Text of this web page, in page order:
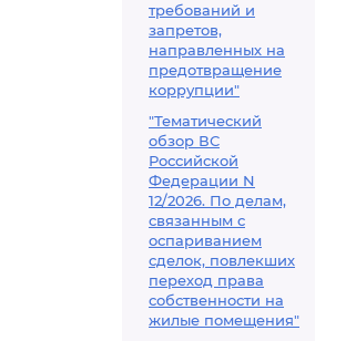
требований и
запретов,
направленных на
предотвращение
коррупции"
"Тематический
обзор ВС
Российской
Федерации N
12/2026. По делам,
связанным с
оспариванием
сделок, повлекших
переход права
собственности на
жилые помещения"